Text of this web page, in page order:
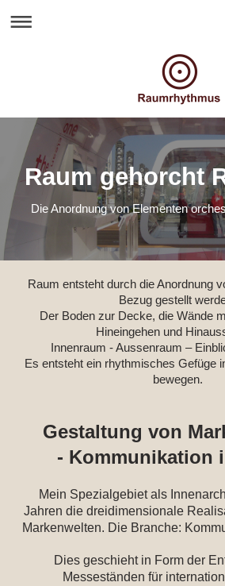
Raum gehorcht
Die Anordnung von Elementen
Raum entsteht durch die Anordnung
Bezug gestellt
Der Boden zur Decke, die Wände
Hineingehen und
Innenraum - Aussenraum –
Es entsteht ein rhythmisches Gefüge
bewegen.
Gestaltung von
- Kommunikation
Mein Spezialgebiet als
Jahren die dreidimensionale
Markenwelten. Die Branche:
Dies geschieht in Form der
Messeständen für